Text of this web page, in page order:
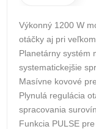
Výkonný 1200 W
otáčky aj pri
Planetárny systém
systematickejšie
Masívne kovové
Plynulá regulácia
spracovania surovín
Funkcia PULSE